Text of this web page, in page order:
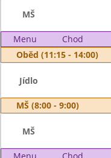
MŠ
Menu Chod
Oběd (11:15 - 14:00)
Jídlo
MŠ (8:00 - 9:00)
MŠ